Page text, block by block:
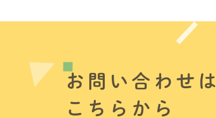
お問い合わせは
こちらから